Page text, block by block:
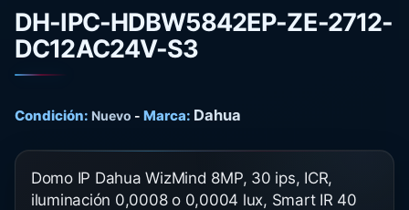
DH-IPC-HDBW5842EP-ZE-2712-
DC12AC24V-S3
Condición: Nuevo - Marca: Dahua
Domo IP Dahua WizMind 8MP, 30 ips, ICR,
iluminación 0,0008 o 0,0004 lux, Smart IR 40